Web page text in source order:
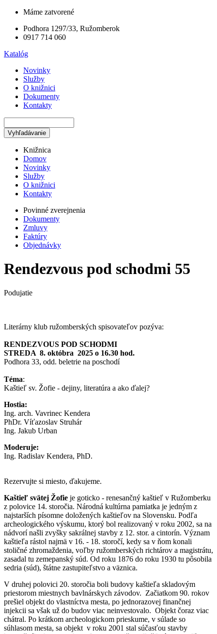
Skočiť
hlavný
obsah
Máme zatvorené
Podhora 1297/33, Ružomberok
0917 714 060
Katalóg
Novinky
Služby
O knižnici
Dokumenty
Kontakty
Knižnica
Domov
Novinky
Služby
O knižnici
Kontakty
Povinné zverejnenia
Dokumenty
Zmluvy
Faktúry
Objednávky
Rendezvous pod schodmi 55
Podujatie
Literárny klub ružomberských spisovateľov pozýva:
RENDEZVOUS POD SCHODMI
STREDA 8. októbra 2025 o 16.30 hod.
Podhora 33, odd. beletrie na poschodí
Téma:
Kaštieľ sv. Žofie - dejiny, literatúra a ako ďalej?
Hostia:
Ing. arch. Vavrinec Kendera
PhDr. Víťazoslav Struhár
Ing. Jakub Urban
Moderuje:
Ing. Radislav Kendera, PhD.
Rezervujte si miesto, ďakujeme.
Kaštieľ svätej Žofie je goticko - renesančný kaštieľ v Ružomberku
z polovice 14. storočia. Národná kultúrna pamiatka je jedným z
najstarších písomne doložených kaštieľov na Slovensku. Podľa
archeologického výskumu, ktorý bol realizovaný v roku 2002, sa na
nádvorí našli zvyšky sakrálnej stavby z 12. stor. a cintorín. Význam
kaštieľa rástol najmä v 16. - 18. storočí, kedy sa v ňom konali
stoličné zhromaždenia, voľby ružomberských richtárov a magistrátu,
zasadal tu zemepanský súd. Od roku 1876 do roku 1930 tu pôsobila
sedria (súd), štátne zastupiteľstvo a väznica.
V druhej polovici 20. storočia boli budovy kaštieľa skladovým
priestorom miestnych bavlnárskych závodov. Začiatkom 90. rokov
prešiel objekt do vlastníctva mesta, po jednorazovej finančnej
injekcii sa však už do budov viac neinvestovalo. Objekt čoraz viac
chátral. Po krátkom archeologickom prieskume, v súlade so
súhlasom mesta, sa objekt v roku 2001 stal súčasťou stavby